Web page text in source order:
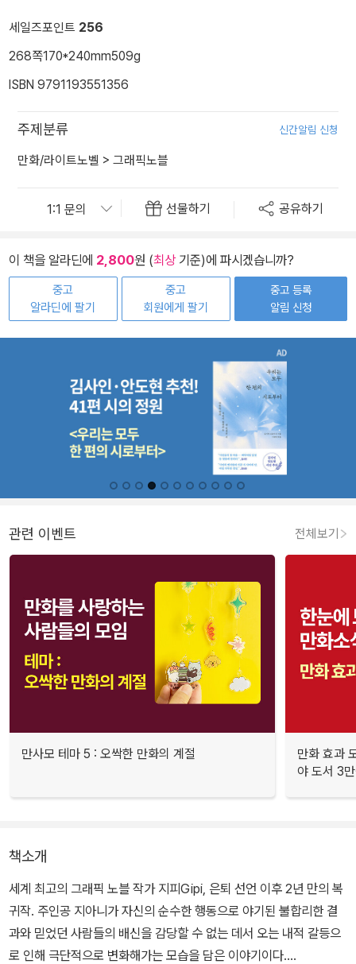
세일즈포인트 256
268쪽170*240mm509g
ISBN 9791193551356
주제분류 신간알림 신청
만화/라이트노벨 > 그래픽노블
선물하기 공유하기
이 책을 알라딘에 2,800원 (최상기준)에 파시겠습니까?
중고
알라딘에 팔기
중고
회원에게 팔기
중고 등록
알림 신청
관련 이벤트 전체보기
만사모 테마 5 : 오싹한 만화의 계절
만화 효과
야 도서 3
책소개
세계 최고의 그래픽 노블 작가 지피Gipi, 은퇴 선언 이후 2년 만의 복
귀작. 주인공 지아니가 자신의 순수한 행동으로 야기된 불합리한 결
과와 믿었던 사람들의 배신을 감당할 수 없는 데서 오는 내적 갈등으
로 인해 극단적으로 변화해가는 모습을 담은 이야기이다.